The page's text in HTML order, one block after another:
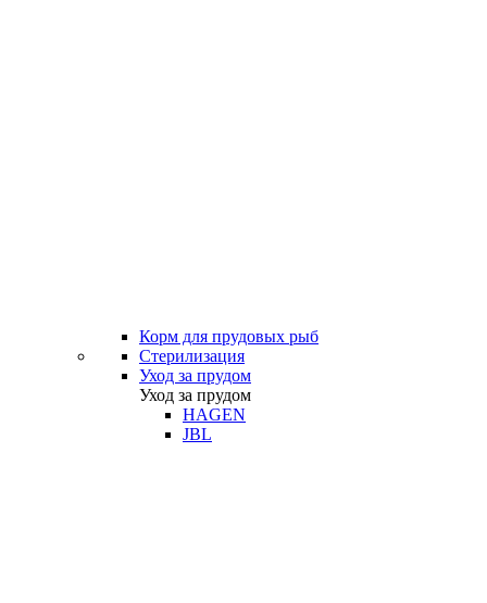
Корм для прудовых рыб
Стерилизация
Уход за прудом
Уход за прудом
HAGEN
JBL